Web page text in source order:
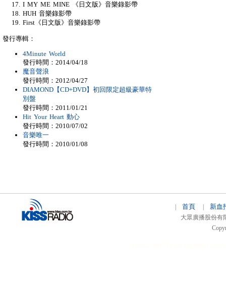
I MY ME MINE 《日文版》音樂錄影帶
HUH 音樂錄影帶
First《日文版》音樂錄影帶
發行專輯：
4Minute World
發行時間：2014/04/18
魔音聲浪
發行時間：2012/04/27
DIAMOND【CD+DVD】初回限定超級豪華特
別盤
發行時間：2011/01/21
Hit Your Heart 動心
發行時間：2010/07/02
音樂唯一
發行時間：2010/01/08
首頁 新血
大眾廣播股份有